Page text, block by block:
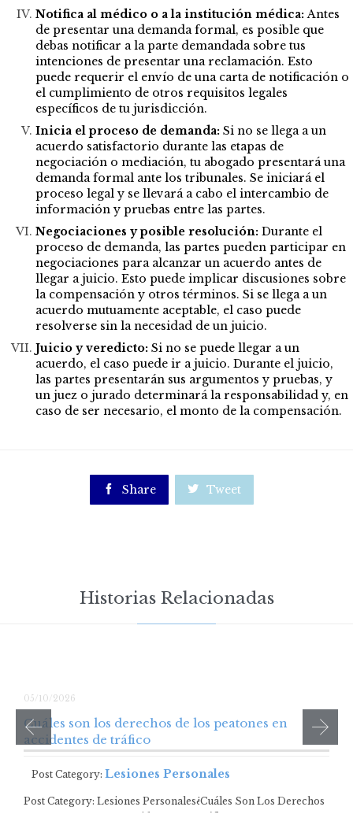
Notifica al médico o a la institución médica: Antes
de presentar una demanda formal, es posible que
debas notificar a la parte demandada sobre tus
intenciones de presentar una reclamación. Esto
puede requerir el envío de una carta de notificación o
el cumplimiento de otros requisitos legales
específicos de tu jurisdicción.
Inicia el proceso de demanda: Si no se llega a un
acuerdo satisfactorio durante las etapas de
negociación o mediación, tu abogado presentará una
demanda formal ante los tribunales. Se iniciará el
proceso legal y se llevará a cabo el intercambio de
información y pruebas entre las partes.
Negociaciones y posible resolución: Durante el
proceso de demanda, las partes pueden participar en
negociaciones para alcanzar un acuerdo antes de
llegar a juicio. Esto puede implicar discusiones sobre
la compensación y otros términos. Si se llega a un
acuerdo mutuamente aceptable, el caso puede
resolverse sin la necesidad de un juicio.
Juicio y veredicto: Si no se puede llegar a un
acuerdo, el caso puede ir a juicio. Durante el juicio,
las partes presentarán sus argumentos y pruebas, y
un juez o jurado determinará la responsabilidad y, en
caso de ser necesario, el monto de la compensación.
 Share  Tweet
Historias Relacionadas
05/10/2026
Cuáles son los derechos de los peatones en
accidentes de tráfico
Post Category: Lesiones Personales
Post Category: Lesiones Personales¿Cuáles Son Los Derechos
De Los Peatones En Accidentes De Tráfico? …